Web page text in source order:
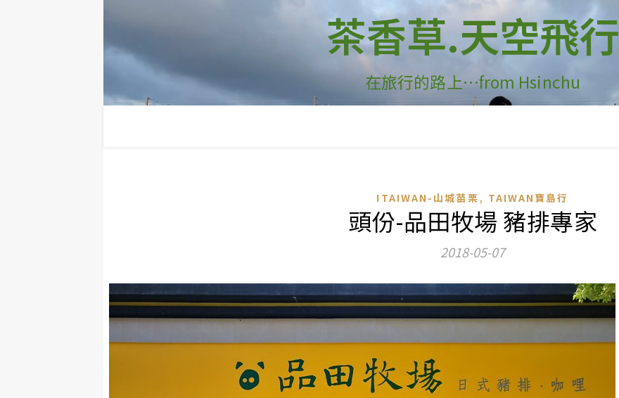
茶香草.天空飛行
在旅行的路上…from Hsinchu
ITAIWAN-山城苗栗, TAIWAN寶島行
頭份-品田牧場 豬排專家
2018-05-07